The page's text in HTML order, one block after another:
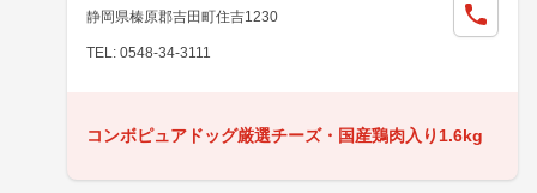
静岡県榛原郡吉田町住吉1230
TEL: 0548-34-3111
コンボピュアドッグ厳選チーズ・国産鶏肉入り1.6kg